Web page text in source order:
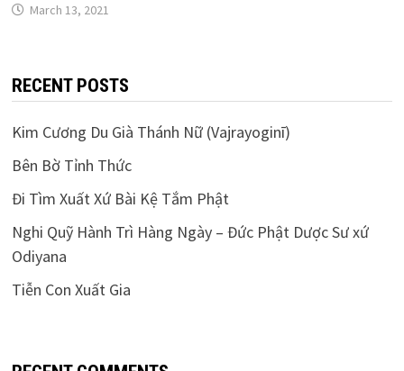
March 13, 2021
RECENT POSTS
Kim Cương Du Già Thánh Nữ (Vajrayoginī)
Bên Bờ Tỉnh Thức
Đi Tìm Xuất Xứ Bài Kệ Tắm Phật
Nghi Quỹ Hành Trì Hàng Ngày – Đức Phật Dược Sư xứ
Odiyana
Tiễn Con Xuất Gia